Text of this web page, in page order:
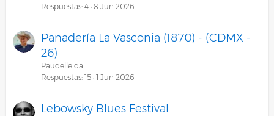
Respuestas 4 8 Jun 2026
Panadería La Vasconia (1870) - (CDMX -
26)
Paudelleida
Respuestas 15 1 Jun 2026
Lebowsky Blues Festival